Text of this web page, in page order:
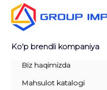
Ko'p brendli kompaniya
Biz haqimizda
Mahsulot katalogi